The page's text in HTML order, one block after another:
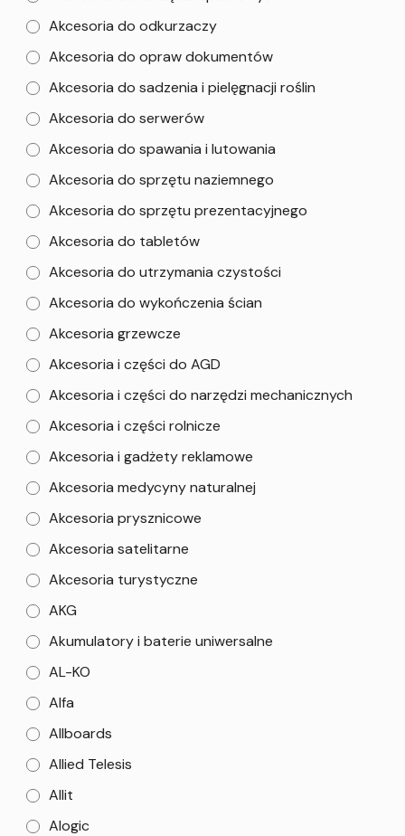
Akcesoria do odkurzaczy
Akcesoria do opraw dokumentów
Akcesoria do sadzenia i pielęgnacji roślin
Akcesoria do serwerów
Akcesoria do spawania i lutowania
Akcesoria do sprzętu naziemnego
Akcesoria do sprzętu prezentacyjnego
Akcesoria do tabletów
Akcesoria do utrzymania czystości
Akcesoria do wykończenia ścian
Akcesoria grzewcze
Akcesoria i części do AGD
Akcesoria i części do narzędzi mechanicznych
Akcesoria i części rolnicze
Akcesoria i gadżety reklamowe
Akcesoria medycyny naturalnej
Akcesoria prysznicowe
Akcesoria satelitarne
Akcesoria turystyczne
AKG
Akumulatory i baterie uniwersalne
AL-KO
Alfa
Allboards
Allied Telesis
Allit
Alogic